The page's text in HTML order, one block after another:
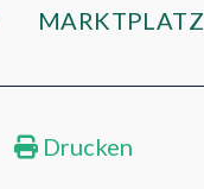
MARKTPLATZ
Drucken